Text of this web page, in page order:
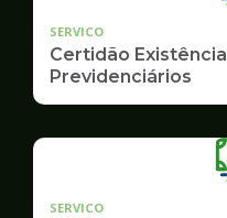
SERVICO
Certidão
Previdenciários
SERVICO